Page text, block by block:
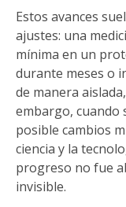
Estos avances
ajustes: una
mínima en un
durante meses o
de manera
embargo, cuando
posible cambios
ciencia y la
progreso no fue
invisible.